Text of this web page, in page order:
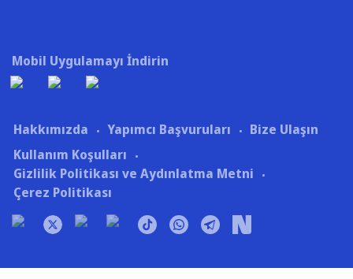
Mobil Uygulamayı İndirin
Hakkımızda Yapımcı Başvuruları
Bize Ulaşın
Kullanım Koşulları
Gizlilik Politikası ve Aydınlatma Metni
Çerez Politikası